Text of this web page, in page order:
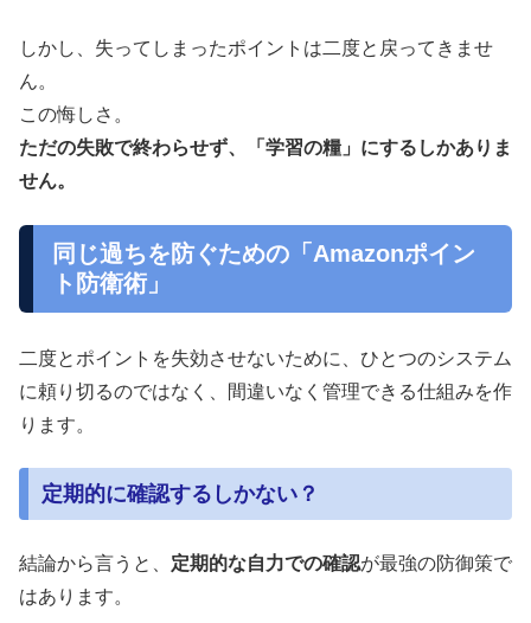
しかし、失ってしまったポイントは二度と戻ってきませ
ん。
この悔しさ。
ただの失敗で終わらせず、「学習の糧」にするしかありま
せん。
同じ過ちを防ぐための「Amazonポイン
ト防衛術」
二度とポイントを失効させないために、ひとつのシステム
に頼り切るのではなく、間違いなく管理できる仕組みを作
ります。
定期的に確認するしかない？
結論から言うと、 定期的な自力での確認が最強の防御策で
はあります。